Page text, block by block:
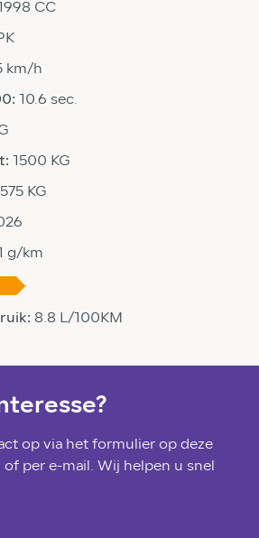
1998 CC
km/h
10.6 sec.
1500 KG
575 KG
g/km
8.8 L/100KM
op via het formulier op deze
per e-mail. Wij helpen u snel